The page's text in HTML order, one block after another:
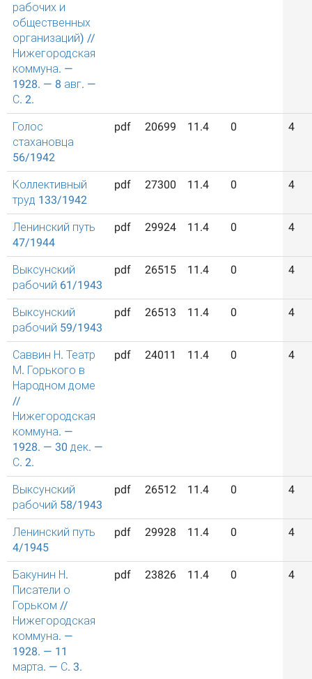
рабочих и
общественных
организаций) //
Нижегородская
коммуна. —
1928. — 8 авг. —
С. 2.
Голос
стахановца
56/1942
pdf 20699 11.4 0 4
Коллективный
труд 133/1942
pdf 27300 11.4 0 4
Ленинский путь
47/1944
pdf 29924 11.4 0 4
Выксунский
рабочий 61/1943
pdf 26515 11.4 0 4
Выксунский
рабочий 59/1943
pdf 26513 11.4 0 4
Саввин Н. Театр
М. Горького в
Народном доме
//
Нижегородская
коммуна. —
1928. — 30 дек. —
С. 2.
pdf 24011 11.4 0 4
Выксунский
рабочий 58/1943
pdf 26512 11.4 0 4
Ленинский путь
4/1945
pdf 29928 11.4 0 4
Бакунин Н.
Писатели о
Горьком //
Нижегородская
коммуна. —
1928. — 11
марта. — С. 3.
pdf 23826 11.4 0 4